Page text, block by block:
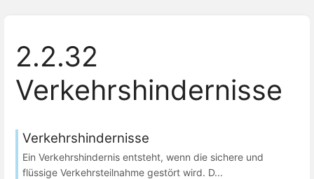
2.2.32
Verkehrshindernisse
Verkehrshindernisse
Ein Verkehrshindernis entsteht, wenn die sichere und
flüssige Verkehrsteilnahme gestört wird. D...